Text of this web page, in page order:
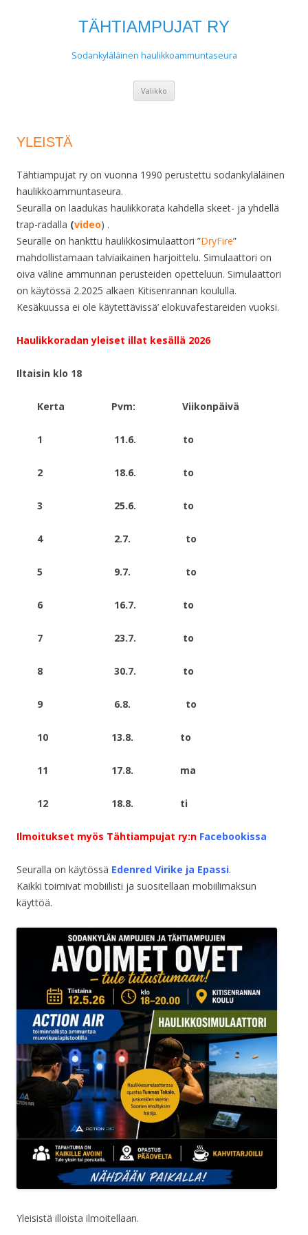
TÄHTIAMPUJAT RY
Sodankyläläinen haulikkoammuntaseura
Valikko
YLEISTÄ
Tähtiampujat ry on vuonna 1990 perustettu sodankyläläinen
haulikkoammuntaseura.
Seuralla on laadukas haulikkorata kahdella skeet- ja yhdellä
trap-radalla (video) .
Seuralle on hankttu haulikkosimulaattori ”DryFire”
mahdollistamaan talviaikainen harjoittelu. Simulaattori on
oiva väline ammunnan perusteiden opetteluun. Simulaattori
on käytössä 2.2025 alkaen Kitisenrannan koululla.
Kesäkuussa ei ole käytettävissä’ elokuvafestareiden vuoksi.
Haulikkoradan yleiset illat kesällä 2026
Iltaisin klo 18
Kerta Pvm: Viikonpäivä
1 11.6. to
2 18.6. to
3 25.6. to
4 2.7. to
5 9.7. to
6 16.7. to
7 23.7. to
8 30.7. to
9 6.8. to
10 13.8. to
11 17.8. ma
12 18.8. ti
Ilmoitukset myös Tähtiampujat ry:n Facebookissa
Seuralla on käytössä Edenred Virike ja Epassi.
Kaikki toimivat mobiilisti ja suositellaan mobiilimaksun
käyttöä.
Yleisistä illoista ilmoitellaan.